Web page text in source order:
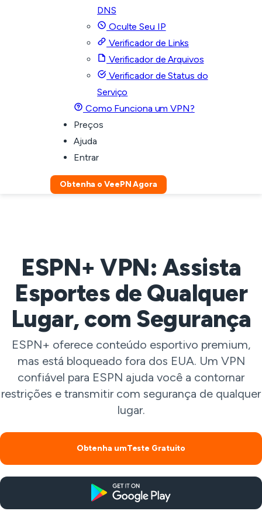
DNS
Oculte Seu IP
Verificador de Links
Verificador de Arquivos
Verificador de Status do
Serviço
Como Funciona um VPN?
Preços
Ajuda
Entrar
Obtenha o VeePN Agora
ESPN+ VPN: Assista
Esportes de Qualquer
Lugar, com Segurança
ESPN+ oferece conteúdo esportivo premium,
mas está bloqueado fora dos EUA. Um VPN
confiável para ESPN ajuda você a contornar
restrições e transmitir com segurança de qualquer
lugar.
Obtenha umTeste Gratuito